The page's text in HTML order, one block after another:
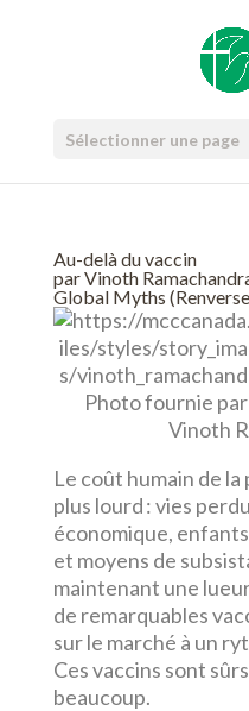
Sélectionner une page
Au-delà du vaccin
par Vinoth
Global Myths
Photo fournie
Vinoth
Le coût humain de
plus lourd : vies
économique,
et moyens de
maintenant une
de remarquables
sur le marché à un
Ces vaccins sont
beaucoup.